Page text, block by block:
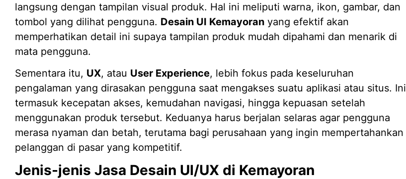
langsung dengan tampilan visual produk. Hal ini meliputi warna, ikon, gambar, dan
tombol yang dilihat pengguna. Desain UI Kemayoran yang efektif akan
memperhatikan detail ini supaya tampilan produk mudah dipahami dan menarik di
mata pengguna.
Sementara itu, UX, atau User Experience, lebih fokus pada keseluruhan
pengalaman yang dirasakan pengguna saat mengakses suatu aplikasi atau situs. Ini
termasuk kecepatan akses, kemudahan navigasi, hingga kepuasan setelah
menggunakan produk tersebut. Keduanya harus berjalan selaras agar pengguna
merasa nyaman dan betah, terutama bagi perusahaan yang ingin mempertahankan
pelanggan di pasar yang kompetitif.
Jenis-jenis Jasa Desain UI/UX di Kemayoran